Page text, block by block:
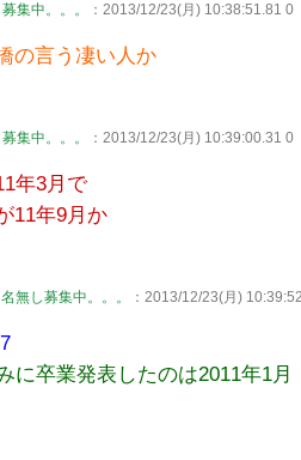
集中。。。 ：2013/12/23(月) 10:38:51.81 0
の言う凄い人か
集中。。。 ：2013/12/23(月) 10:39:00.31 0
年3月で
11年9月か
名無し募集中。。。 ：2013/12/23(月)
に卒業発表したのは2011年1月